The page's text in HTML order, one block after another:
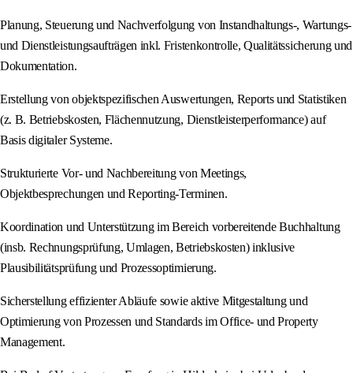
Planung, Steuerung und Nachverfolgung von Instandhaltungs-, Wartungs-
und Dienstleistungsaufträgen inkl. Fristenkontrolle, Qualitätssicherung und
Dokumentation.
Erstellung von objektspezifischen Auswertungen, Reports und Statistiken
(z. B. Betriebskosten, Flächennutzung, Dienstleisterperformance) auf
Basis digitaler Systeme.
Strukturierte Vor- und Nachbereitung von Meetings,
Objektbesprechungen und Reporting-Terminen.
Koordination und Unterstützung im Bereich vorbereitende Buchhaltung
(insb. Rechnungsprüfung, Umlagen, Betriebskosten) inklusive
Plausibilitätsprüfung und Prozessoptimierung.
Sicherstellung effizienter Abläufe sowie aktive Mitgestaltung und
Optimierung von Prozessen und Standards im Office- und Property
Management.